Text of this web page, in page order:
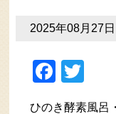
2025年08月27日
ひのき酵素風呂